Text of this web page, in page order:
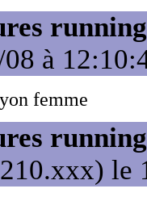
à
femme
le